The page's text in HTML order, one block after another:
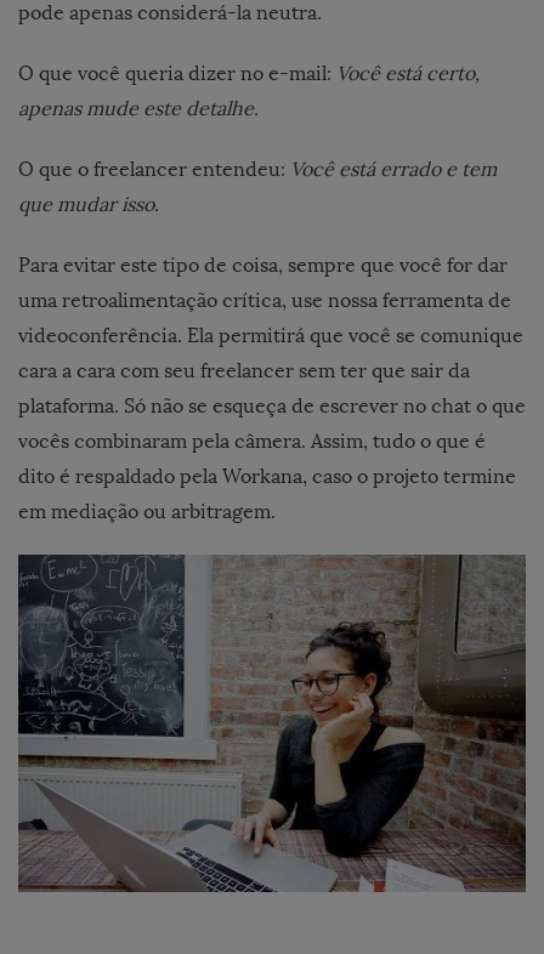
pode apenas considerá-la neutra.
O que você queria dizer no e-mail: Você está certo,
apenas mude este detalhe.
O que o freelancer entendeu: Você está errado e tem
que mudar isso.
Para evitar este tipo de coisa, sempre que você for dar
uma retroalimentação crítica, use nossa ferramenta de
videoconferência. Ela permitirá que você se comunique
cara a cara com seu freelancer sem ter que sair da
plataforma. Só não se esqueça de escrever no chat o que
vocês combinaram pela câmera. Assim, tudo o que é
dito é respaldado pela Workana, caso o projeto termine
em mediação ou arbitragem.